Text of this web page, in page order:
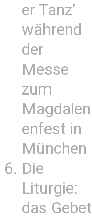
er Tanz’
während
der
Messe
zum
Magdalen
enfest in
München
Die
Liturgie:
das Gebet